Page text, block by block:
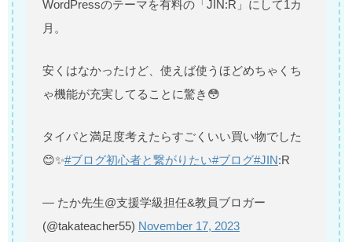
WordPressのテーマを有料の「JIN:R」にして1カ
月。
安くはなかったけど、使えば使うほどめちゃくち
ゃ機能が充実してることに驚き😳
タイパと満足度考えたらすごくいい買い物でした
😊✨#ブログ初心者と繋がりたい#ブログ#JIN:R
— たか先生@支援学級担任&教員ブロガー
(@takateacher55) November 17, 2023